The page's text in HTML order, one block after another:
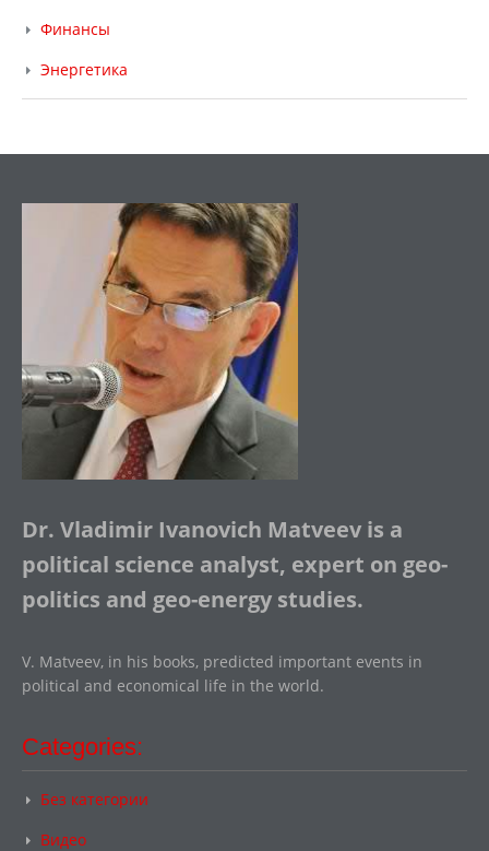
Финансы
Энергетика
Dr. Vladimir Ivanovich Matveev is a
political science analyst, expert on geo-
politics and geo-energy studies.
V. Matveev, in his books, predicted important events in
political and economical life in the world.
Categories:
Без категории
Видео